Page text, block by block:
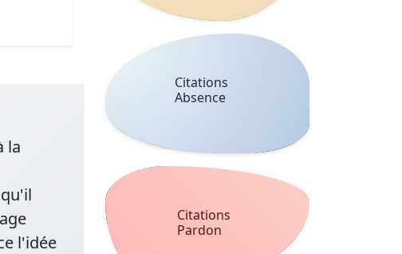
la
l'idée
Citations
Absence
Citations
Pardon